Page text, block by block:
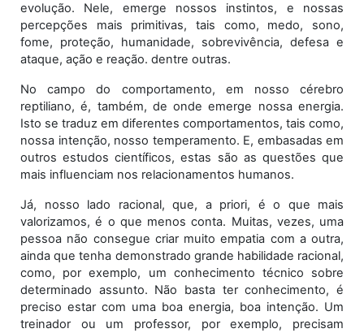
Vídeo
evolução. Nele, emerge nossos instintos, e nossas
percepções mais primitivas, tais como, medo, sono,
fome, proteção, humanidade, sobrevivência, defesa e
ataque, ação e reação. dentre outras.
No campo do comportamento, em nosso cérebro
reptiliano, é, também, de onde emerge nossa energia.
Isto se traduz em diferentes comportamentos, tais como,
nossa intenção, nosso temperamento. E, embasadas em
outros estudos científicos, estas são as questões que
mais influenciam nos relacionamentos humanos.
Já, nosso lado racional, que, a priori, é o que mais
valorizamos, é o que menos conta. Muitas, vezes, uma
pessoa não consegue criar muito empatia com a outra,
ainda que tenha demonstrado grande habilidade racional,
como, por exemplo, um conhecimento técnico sobre
determinado assunto. Não basta ter conhecimento, é
preciso estar com uma boa energia, boa intenção. Um
treinador ou um professor, por exemplo, precisam